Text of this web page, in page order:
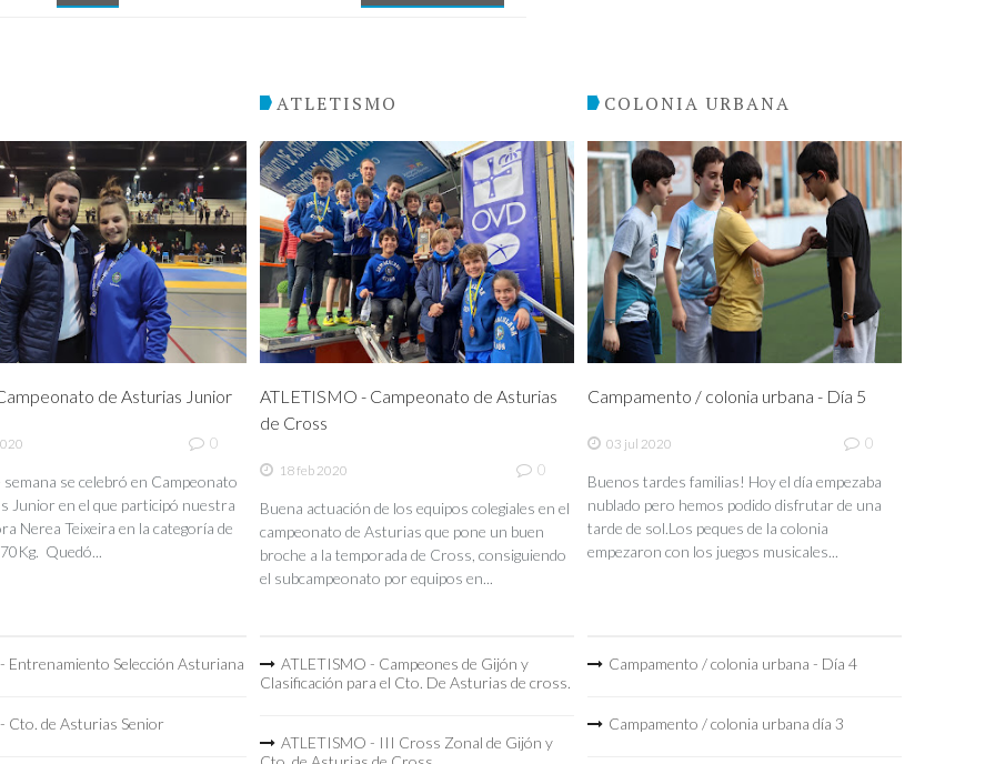
de Asturias Junior
0
semana se celebró en Campeonato
Junior en el que participó nuestra
Nerea Teixeira en la categoría de
Quedó...
Entrenamiento Selección Asturiana
Cto. de Asturias Senior
ATLETISMO
ATLETISMO - Campeonato de Asturias
de Cross
18 feb 2020 0
Buena actuación de los equipos colegiales en el
campeonato de Asturias que pone un buen
broche a la temporada de Cross, consiguiendo
el subcampeonato por equipos en...
ATLETISMO - Campeones de Gijón y
Clasificación para el Cto. De Asturias de cross.
ATLETISMO - III Cross Zonal de Gijón y
COLONIA URBANA
Campamento / colonia urbana - Día 5
03 jul 2020 0
Buenos tardes familias! Hoy el día empezaba
nublado pero hemos podido disfrutar de una
tarde de sol.Los peques de la colonia
empezaron con los juegos musicales...
Campamento / colonia urbana - Día 4
Campamento / colonia urbana día 3